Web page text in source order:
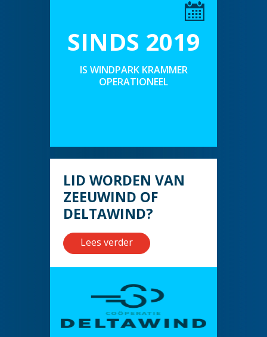
SINDS 2019
IS WINDPARK KRAMMER
OPERATIONEEL
LID WORDEN VAN
ZEEUWIND OF
DELTAWIND?
Lees verder